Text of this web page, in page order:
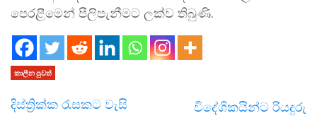
පෙරළීමෙන් පීලිපැනීමට ලක්ව තිබුණි.
කාලීන පුවත්
දිස්ත්‍රික්ක රැසකට වැසි
විදේශිකයින්ට රියදුරු